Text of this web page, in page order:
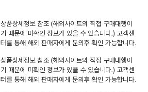
상품상세정보 참조 (해외사이트의 직접 구매대행이
기 때문에 미확인 정보가 있을 수 있습니다.) 고객센
터를 통해 해외 판매자에게 문의후 확인 가능합니다.
상품상세정보 참조 (해외사이트의 직접 구매대행이
기 때문에 미확인 정보가 있을 수 있습니다.) 고객센
터를 통해 해외 판매자에게 문의후 확인 가능합니다.